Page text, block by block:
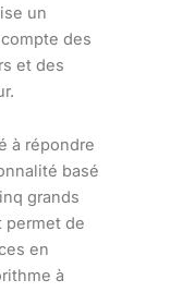
un
des
et des
à répondre
basé
grands
permet de
en
à